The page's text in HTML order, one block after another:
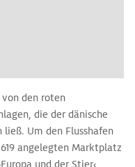
den roten
die der dänische
ließ. Um den Flusshafen
angelegten Marktplatz
und der Stier‹